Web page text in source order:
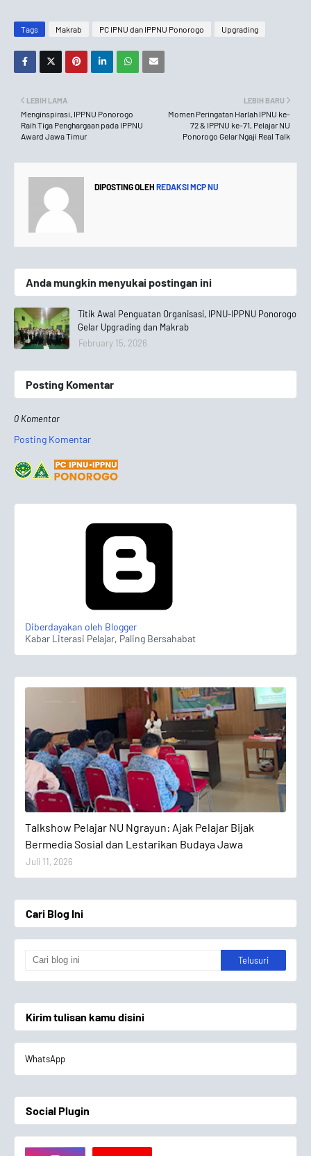
Tags Makrab PC IPNU dan IPPNU Ponorogo Upgrading
LEBIH BARU
Momen Peringatan Harlah IPNU ke-
72 & IPPNU ke-71, Pelajar NU
Ponorogo Gelar Ngaji Real Talk
LEBIH LAMA
Menginspirasi, IPPNU Ponorogo
Raih Tiga Penghargaan pada IPPNU
Award Jawa Timur
DIPOSTING OLEH REDAKSI MCP NU
Anda mungkin menyukai postingan ini
Titik Awal Penguatan Organisasi, IPNU-IPPNU Ponorogo
Gelar Upgrading dan Makrab
February 15, 2026
Posting Komentar
0 Komentar
Posting Komentar
Diberdayakan oleh Blogger
Kabar Literasi Pelajar, Paling Bersahabat
Talkshow Pelajar NU Ngrayun: Ajak Pelajar Bijak
Bermedia Sosial dan Lestarikan Budaya Jawa
Juli 11, 2026
Cari Blog Ini
Kirim tulisan kamu disini
WhatsApp
Social Plugin